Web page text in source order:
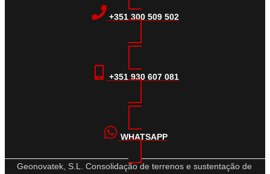
+351 300 509 502
+351 930 607 081
WHATSAPP
Geonovatek, S.L. Consolidação de terrenos e sustentação de